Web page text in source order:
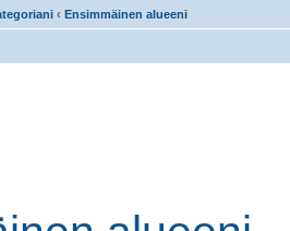
‹ Ensimmäinen alueeni